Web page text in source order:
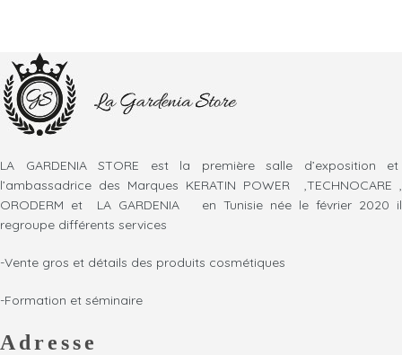
LA GARDENIA STORE est la première salle d’exposition et
l’ambassadrice des Marques KERATIN POWER ,TECHNOCARE ,
ORODERM et LA GARDENIA en Tunisie née le février 2020 il
regroupe différents services
-Vente gros et détails des produits cosmétiques
-Formation et séminaire
Adresse